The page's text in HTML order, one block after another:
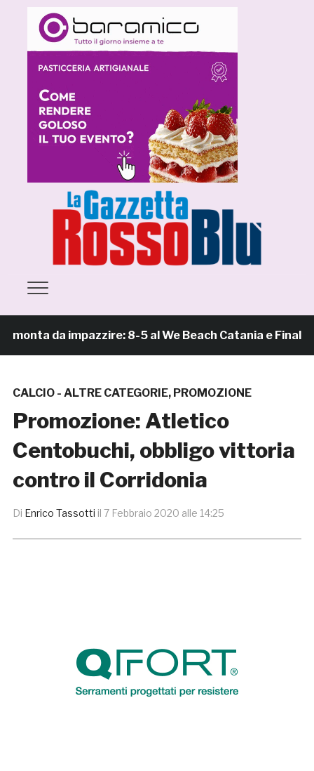
da impazzire: 8-5 al We Beach Catania e Finale
CALCIO - ALTRE CATEGORIE, PROMOZIONE
Promozione: Atletico
Centobuchi, obbligo vittoria
contro il Corridonia
Di Enrico Tassotti il 7 Febbraio 2020 alle 14:25